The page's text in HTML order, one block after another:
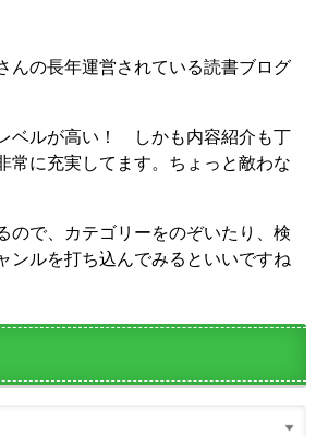
んの長年運営されている読書ブログ
ベルが高い！ しかも内容紹介も丁
常に充実してます。ちょっと敵わな
ので、カテゴリーをのぞいたり、検
ンルを打ち込んでみるといいですね